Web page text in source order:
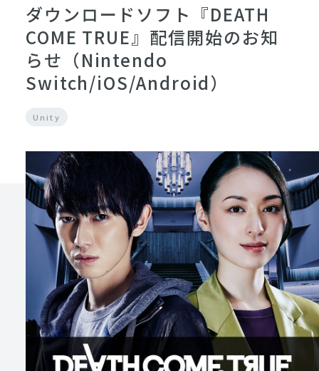
ダウンロードソフト『DEATH
COME TRUE』配信開始のお知
らせ（Nintendo
Switch/iOS/Android）
Unity